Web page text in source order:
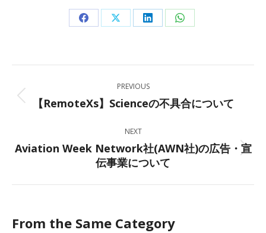
Share
Facebook
Share
X
Share
LinkedIn
Share
WhatsApp
navigation
PREVIOUS
Previous
【RemoteXs】Scienceの不具合について
NEXT
Next
post:
Aviation Week Network社(AWN社)の広告・宣
伝事業について
From the Same Category